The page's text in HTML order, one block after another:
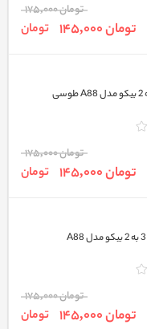
تومان 175,000
تومان 145,000 تومان
تومان 175,000
تومان 145,000 تومان
تومان 175,000
تومان 145,000 تومان